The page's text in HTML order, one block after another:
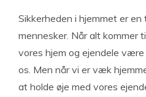
Sikkerheden i hjemmet er
mennesker. Når alt kommer
vores hjem og ejendele
os. Men når vi er væk
at holde øje med vores